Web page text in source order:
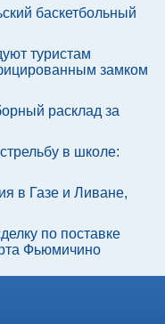
баскетбольный
туристам
замком
расклад за
в школе:
в Газе и Ливане,
по поставке
Фьюмичино